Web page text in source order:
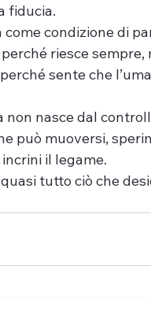
fiducia.
condizione di
riesce
sente che
non nasce dal
può muoversi,
il legame.
tutto ciò che